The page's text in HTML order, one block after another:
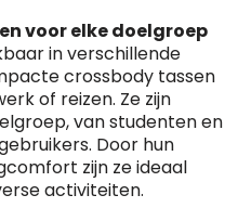
voor elke doelgroep
in verschillende
crossbody tassen
of reizen. Ze zijn
van studenten en
Door hun
zijn ze ideaal
activiteiten.